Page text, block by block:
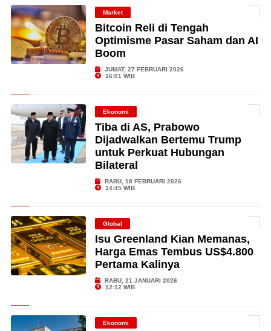
Market
Bitcoin Reli di Tengah
Optimisme Pasar Saham dan AI
Boom
JUMAT, 27 FEBRUARI 2026
16:01 WIB
Ekonomi
Tiba di AS, Prabowo
Dijadwalkan Bertemu Trump
untuk Perkuat Hubungan
Bilateral
RABU, 18 FEBRUARI 2026
14:45 WIB
Global
Isu Greenland Kian Memanas,
Harga Emas Tembus US$4.800
Pertama Kalinya
RABU, 21 JANUARI 2026
12:12 WIB
Ekonomi